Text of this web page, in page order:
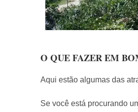
O QUE FAZER EM
Aqui estão algumas das
Se você está procurando